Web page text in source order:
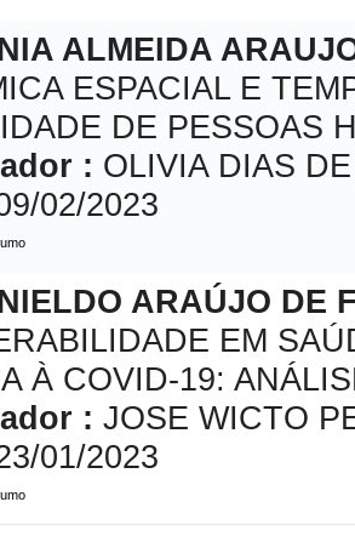
ALMEIDA
ESPACIAL E
DE PESSOAS
: OLIVIA DIAS
02/2023
ARAÚJO DE
EM
À COVID-19:
: JOSE WICTO
01/2023